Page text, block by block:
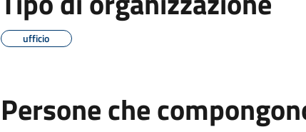
ufficio
Persone che